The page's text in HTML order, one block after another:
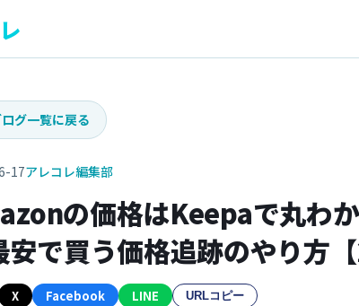
グ一覧に戻る
17アレコレ編集部
の価格はKeepaで丸わ
安で買う価格追跡のやり方【
X Facebook LINE URLコピー